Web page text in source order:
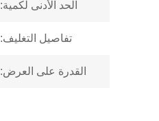
الحد الأدنى لكمية:
تفاصيل التغليف:
القدرة على العرض: